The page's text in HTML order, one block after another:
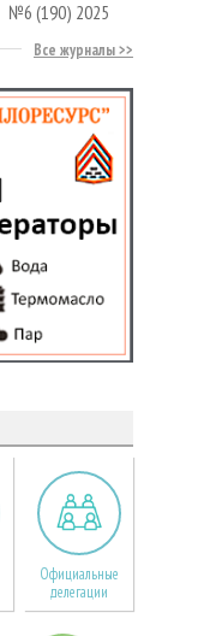
№6 (190) 2025
Все журналы
Официальные
делегации